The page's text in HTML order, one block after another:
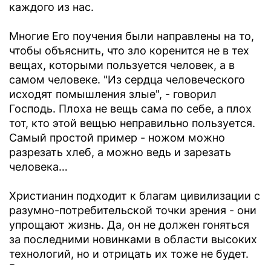
каждого из нас.
Многие Его поучения были направлены на то,
чтобы объяснить, что зло коренится не в тех
вещах, которыми пользуется человек, а в
самом человеке. "Из сердца человеческого
исходят помышления злые", - говорил
Господь. Плоха не вещь сама по себе, а плох
тот, кто этой вещью неправильно пользуется.
Самый простой пример - ножом можно
разрезать хлеб, а можно ведь и зарезать
человека…
Христианин подходит к благам цивилизации с
разумно-потребительской точки зрения - они
упрощают жизнь. Да, он не должен гоняться
за последними новинками в области высоких
технологий, но и отрицать их тоже не будет.